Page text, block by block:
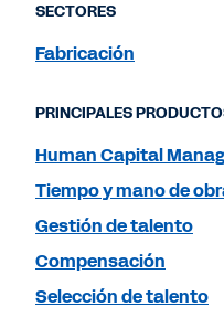
SECTORES
Fabricación
PRINCIPALES
Human Capital
Tiempo y mano de
Gestión de talento
Compensación
Selección de talento